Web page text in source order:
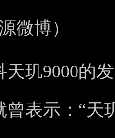
微博）
玑9000的
曾表示：“天